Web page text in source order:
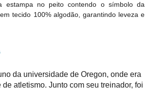
estampa no peito contendo o símbolo da
tecido 100% algodão, garantindo leveza e
da universidade de Oregon, onde era
atletismo. Junto com seu treinador, foi